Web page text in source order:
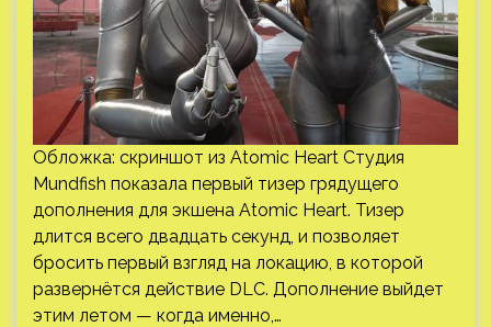
Обложка: скриншот из Atomic Heart Студия
Mundfish показала первый тизер грядущего
дополнения для экшена Atomic Heart. Тизер
длится всего двадцать секунд, и позволяет
бросить первый взгляд на локацию, в которой
развернётся действие DLC. Дополнение выйдет
этим летом — когда именно,…